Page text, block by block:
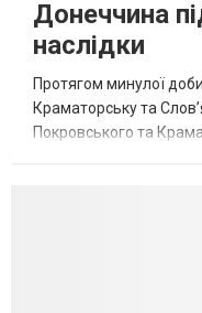
Донеччина
наслідки
Протягом минулої
Краматорську та
Покровського та